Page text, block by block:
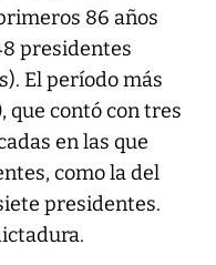
86 años
presidentes
El período más
que contó con tres
en las que
como la del
presidentes.